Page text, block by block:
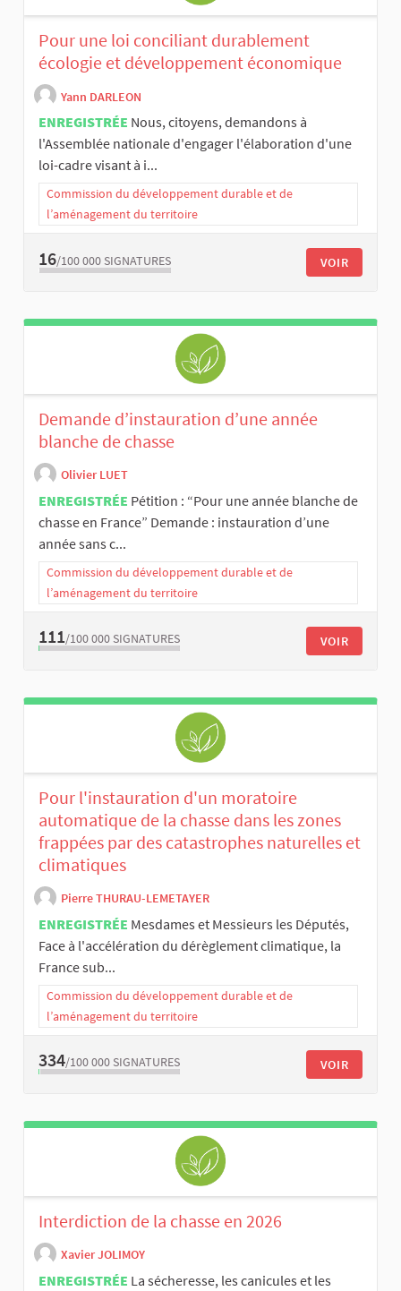
Pour une loi conciliant durablement
écologie et développement économique
Yann DARLEON
ENREGISTRÉE Nous, citoyens, demandons à
l'Assemblée nationale d'engager l'élaboration d'une
loi-cadre visant à i...
Commission du développement durable et de
l’aménagement du territoire
16/100 000 SIGNATURES VOIR
Demande d’instauration d’une année
blanche de chasse
Olivier LUET
ENREGISTRÉE Pétition : “Pour une année blanche de
chasse en France” Demande : instauration d’une
année sans c...
Commission du développement durable et de
l’aménagement du territoire
111/100 000 SIGNATURES VOIR
Pour l'instauration d'un moratoire
automatique de la chasse dans les zones
frappées par des catastrophes naturelles et
climatiques
Pierre THURAU-LEMETAYER
ENREGISTRÉE Mesdames et Messieurs les Députés,
Face à l'accélération du dérèglement climatique, la
France sub...
Commission du développement durable et de
l’aménagement du territoire
334/100 000 SIGNATURES VOIR
Interdiction de la chasse en 2026
Xavier JOLIMOY
ENREGISTRÉE La sécheresse, les canicules et les